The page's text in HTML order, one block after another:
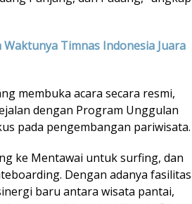
Waktunya Timnas Indonesia Juara
membuka acara secara resmi,
dengan Program Unggulan
pada pengembangan pariwisata.
ke Mentawai untuk surfing, dan
Dengan adanya fasilitas
baru antara wisata pantai,